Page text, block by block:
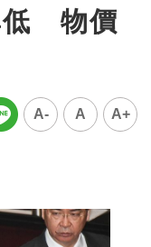
低 物價
A- A A+